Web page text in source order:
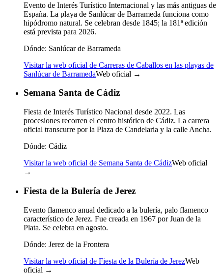
Evento de Interés Turístico Internacional y las más antiguas de
España. La playa de Sanlúcar de Barrameda funciona como
hipódromo natural. Se celebran desde 1845; la 181ª edición
está prevista para 2026.
Dónde: Sanlúcar de Barrameda
Visitar la web oficial de Carreras de Caballos en las playas de
Sanlúcar de BarramedaWeb oficial →
Semana Santa de Cádiz
Fiesta de Interés Turístico Nacional desde 2022. Las
procesiones recorren el centro histórico de Cádiz. La carrera
oficial transcurre por la Plaza de Candelaria y la calle Ancha.
Dónde: Cádiz
Visitar la web oficial de Semana Santa de CádizWeb oficial
→
Fiesta de la Bulería de Jerez
Evento flamenco anual dedicado a la bulería, palo flamenco
característico de Jerez. Fue creada en 1967 por Juan de la
Plata. Se celebra en agosto.
Dónde: Jerez de la Frontera
Visitar la web oficial de Fiesta de la Bulería de JerezWeb
oficial →